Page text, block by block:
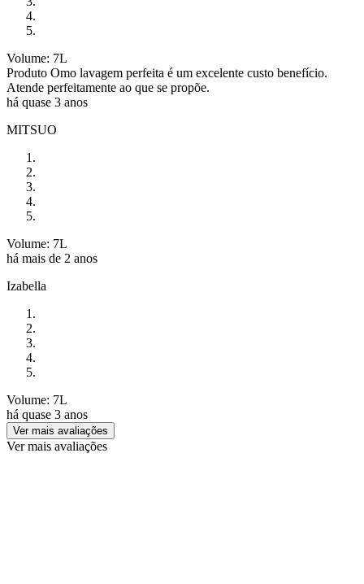
Volume: 7L
Produto Omo lavagem perfeita é um excelente custo benefício.
Atende perfeitamente ao que se propõe.
há quase 3 anos
MITSUO
Volume: 7L
há mais de 2 anos
Izabella
Volume: 7L
há quase 3 anos
Ver mais avaliações
Ver mais avaliações